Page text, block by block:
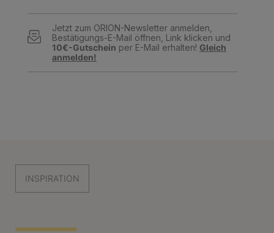
Jetzt zum ORION-Newsletter anmelden,
Bestätigungs-E-Mail öffnen, Link klicken und
10€-Gutschein per E-Mail erhalten! Gleich
anmelden!
INSPIRATION